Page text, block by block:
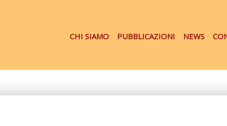
CHI SIAMO PUBBLICAZIONI NEWS